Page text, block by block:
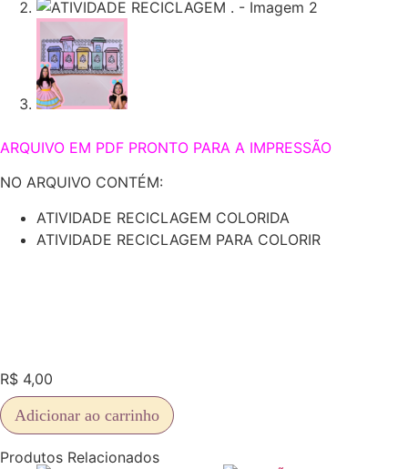
ARQUIVO EM PDF PRONTO PARA A IMPRESSÃO
NO ARQUIVO CONTÉM:
ATIVIDADE RECICLAGEM COLORIDA
ATIVIDADE RECICLAGEM PARA COLORIR
R$ 4,00
Adicionar ao carrinho
Produtos Relacionados